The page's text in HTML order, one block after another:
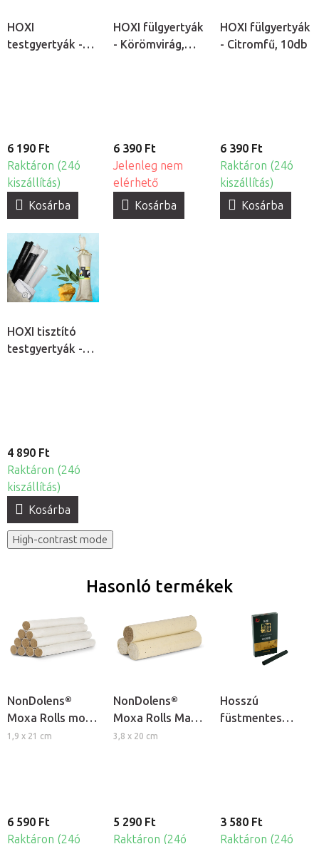
HOXI
testgyertyák -
6 190 Ft
Raktáron (24ó
kiszállítás)
Kosárba
HOXI fülgyertyák
- Körömvirág,
6 390 Ft
Jelenleg nem
elérhető
Kosárba
HOXI fülgyertyák
- Citromfű, 10db
6 390 Ft
Raktáron (24ó
kiszállítás)
Kosárba
HOXI tisztító
testgyertyák -
4 890 Ft
Raktáron (24ó
kiszállítás)
Kosárba
High-contrast mode
Hasonló termékek
NonDolens®
Moxa Rolls moxa
szivarok, 10db
1,9 x 21 cm
6 590 Ft
Raktáron (24ó
NonDolens®
Moxa Rolls Max
moxa szivarok,
3,8 x 20 cm
5 290 Ft
Raktáron (24ó
Hosszú
füstmentes
3 580 Ft
Raktáron (24ó